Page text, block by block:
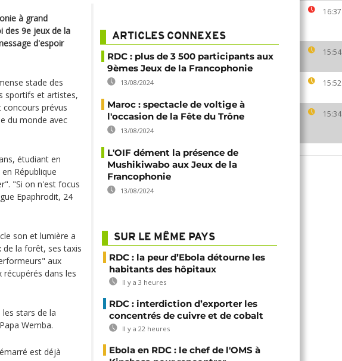
16:37
15:54
15:52
15:34
à grand
des 9e jeux de la
d'espoir
stade des
sportifs et artistes,
prévus
du monde avec
étudiant en
République
"Si on n'est focus
Epaphrodit, 24
son et lumière a
de la forêt, ses taxis
aux
dans les
stars de la
Wemba.
est déjà
ARTICLES CONNEXES
RDC : plus de 3 500 participants aux
9èmes Jeux de la Francophonie
13/08/2024
Maroc : spectacle de voltige à
l'occasion de la Fête du Trône
13/08/2024
L'OIF dément la présence de
Mushikiwabo aux Jeux de la
Francophonie
13/08/2024
SUR LE MÊME PAYS
RDC : la peur d’Ebola détourne les
habitants des hôpitaux
Il y a 3 heures
RDC : interdiction d’exporter les
concentrés de cuivre et de cobalt
Il y a 22 heures
Ebola en RDC : le chef de l'OMS à